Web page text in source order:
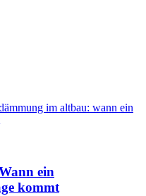
ein
kommt